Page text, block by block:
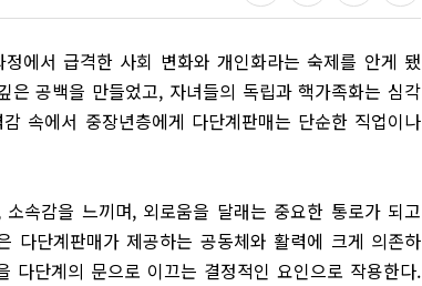
에서 급격한 사회 변화와 개인화라는 숙제를 안게 됐
공백을 만들었고, 자녀들의 독립과 핵가족화는 심각
속에서 중장년층에게 다단계판매는 단순한 직업이나
속감을 느끼며, 외로움을 달래는 중요한 통로가 되고
다단계판매가 제공하는 공동체와 활력에 크게 의존하
단계의 문으로 이끄는 결정적인 요인으로 작용한다.